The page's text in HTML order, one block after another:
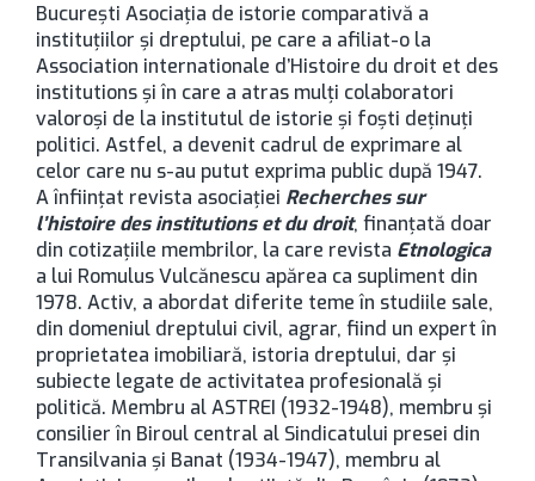
București Asociația de istorie comparativă a
instituțiilor și dreptului, pe care a afiliat-o la
Association internationale d’Histoire du droit et des
institutions și în care a atras mulți colaboratori
valoroși de la institutul de istorie și foști deținuți
politici. Astfel, a devenit cadrul de exprimare al
celor care nu s-au putut exprima public după 1947.
A înființat revista asociației Recherches sur
l’histoire des institutions et du droit, finanțată doar
din cotizațiile membrilor, la care revista Etnologica
a lui Romulus Vulcănescu apărea ca supliment din
1978. Activ, a abordat diferite teme în studiile sale,
din domeniul dreptului civil, agrar, fiind un expert în
proprietatea imobiliară, istoria dreptului, dar și
subiecte legate de activitatea profesională și
politică. Membru al ASTREI (1932-1948), membru și
consilier în Biroul central al Sindicatului presei din
Transilvania și Banat (1934-1947), membru al